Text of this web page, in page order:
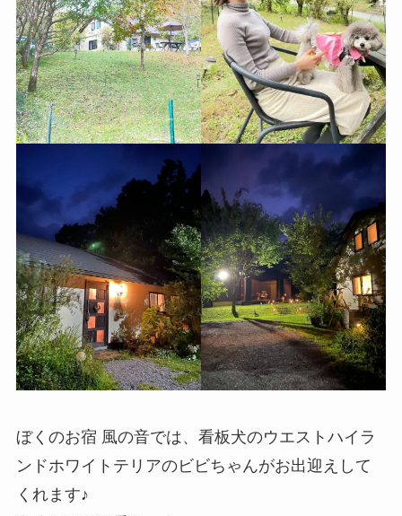
ぼくのお宿 風の音では、看板犬のウエストハイラ
ンドホワイトテリアのビビちゃんがお出迎えして
くれます♪